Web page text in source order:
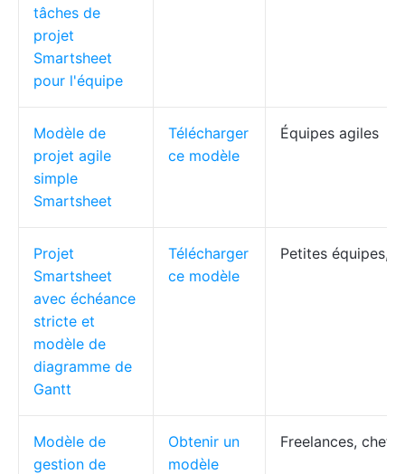
tâches de
projet
Smartsheet
pour l'équipe
Modèle de
projet agile
simple
Smartsheet
Télécharger
ce modèle
Équipes agiles
Projet
Smartsheet
avec échéance
stricte et
modèle de
diagramme de
Gantt
Télécharger
ce modèle
Petites équipes,
Modèle de
gestion de
Obtenir un
modèle
Freelances,